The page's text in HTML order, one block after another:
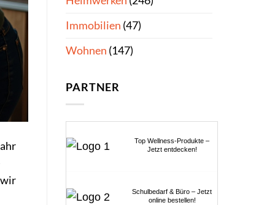
Immobilien (47)
Wohnen (147)
PARTNER
Top Wellness-Produkte –
Jetzt entdecken!
Schulbedarf & Büro – Jetzt
online bestellen!